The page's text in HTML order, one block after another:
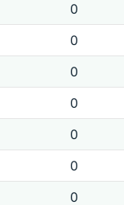
0
0
0
0
0
0
0